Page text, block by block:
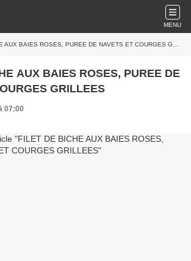
MENU
BAIES ROSES, PUREE DE NAVETS ET COURGES GRILLEES
AUX BAIES ROSES, PUREE DE
GRILLEES
07:00